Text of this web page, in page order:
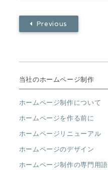
Previous
当社のホームページ制作
ホームページ制作について
ホームページを作る前に
ホームページリニューアル
ホームページのデザイン
ホームページ制作の専門用語